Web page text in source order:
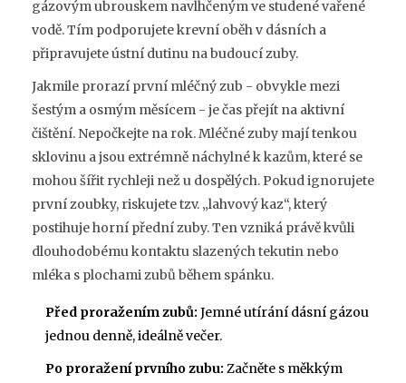
gázovým ubrouskem navlhčeným ve studené vařené
vodě. Tím podporujete krevní oběh v dásních a
připravujete ústní dutinu na budoucí zuby.
Jakmile prorazí první mléčný zub - obvykle mezi
šestým a osmým měsícem - je čas přejít na aktivní
čištění. Nepočkejte na rok. Mléčné zuby mají tenkou
sklovinu a jsou extrémně náchylné k kazům, které se
mohou šířit rychleji než u dospělých. Pokud ignorujete
první zoubky, riskujete tzv. „lahvový kaz“, který
postihuje horní přední zuby. Ten vzniká právě kvůli
dlouhodobému kontaktu slazených tekutin nebo
mléka s plochami zubů během spánku.
Před proražením zubů: Jemné utírání dásní gázou
jednou denně, ideálně večer.
Po proražení prvního zubu: Začněte s měkkým